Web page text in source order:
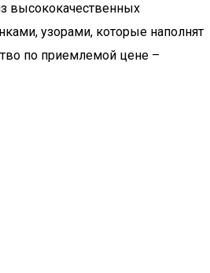
высококачественных
узорами, которые наполнят
по приемлемой цене –